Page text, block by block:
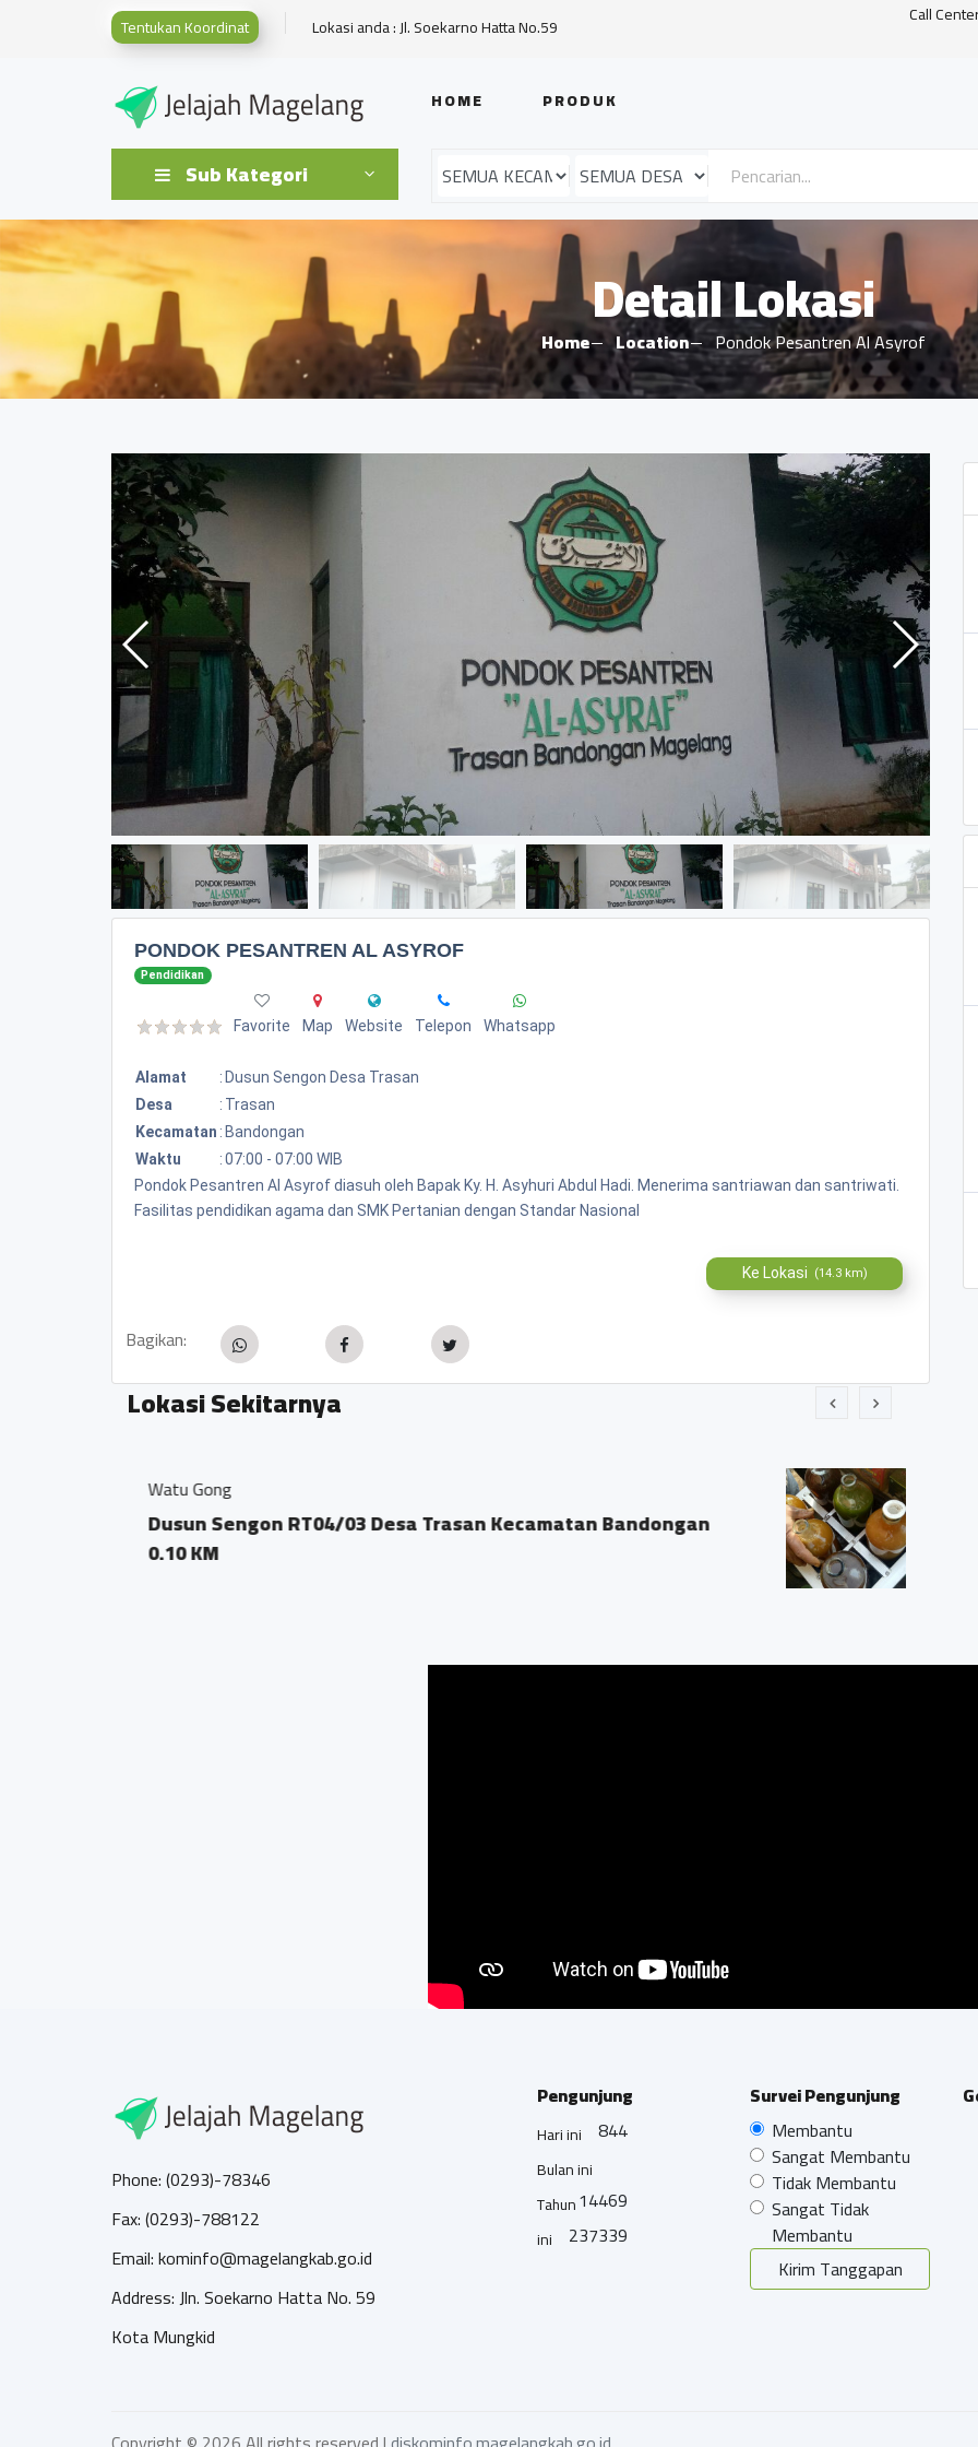
Tentukan Koordinat Lokasi anda : Jl. Soekarno Hatta No.59 Call
HOME PRODUK
Sub Kategori
Detail Lokasi
Home Location Pondok Pesantren Al Asyrof
PONDOK PESANTREN AL ASYROF
Pendidikan
Favorite Map Website Telepon Whatsapp
Alamat : Dusun Sengon Desa Trasan
Desa
: Trasan
Kecamatan : Bandongan
Waktu
:07:00 - 07:00 WIB
Pondok Pesantren Al Asyrof diasuh oleh Bapak Ky. H. Asyhuri Abdul Hadi. Menerima santriawan dan santriwati.
Fasilitas pendidikan agama dan SMK Pertanian dengan Standar Nasional
Ke Lokasi (14.3 km)
Bagikan:
Lokasi Sekitarnya
Dsn. Sengon RT04/03 Ds. Trasan Kec. Bandongan
Phone: (0293)-78346
Fax: (0293)-788122
Email: kominfo@magelangkab.go.id
Address: Jln. Soekarno Hatta No. 59
Kota Mungkid
Pengunjung
Hari ini 844
Bulan ini
14469
Tahun
ini
237339
Survei Pengunjung
Membantu
Sangat Membantu
Tidak Membantu
Sangat Tidak
Membantu
Kirim Tanggapan